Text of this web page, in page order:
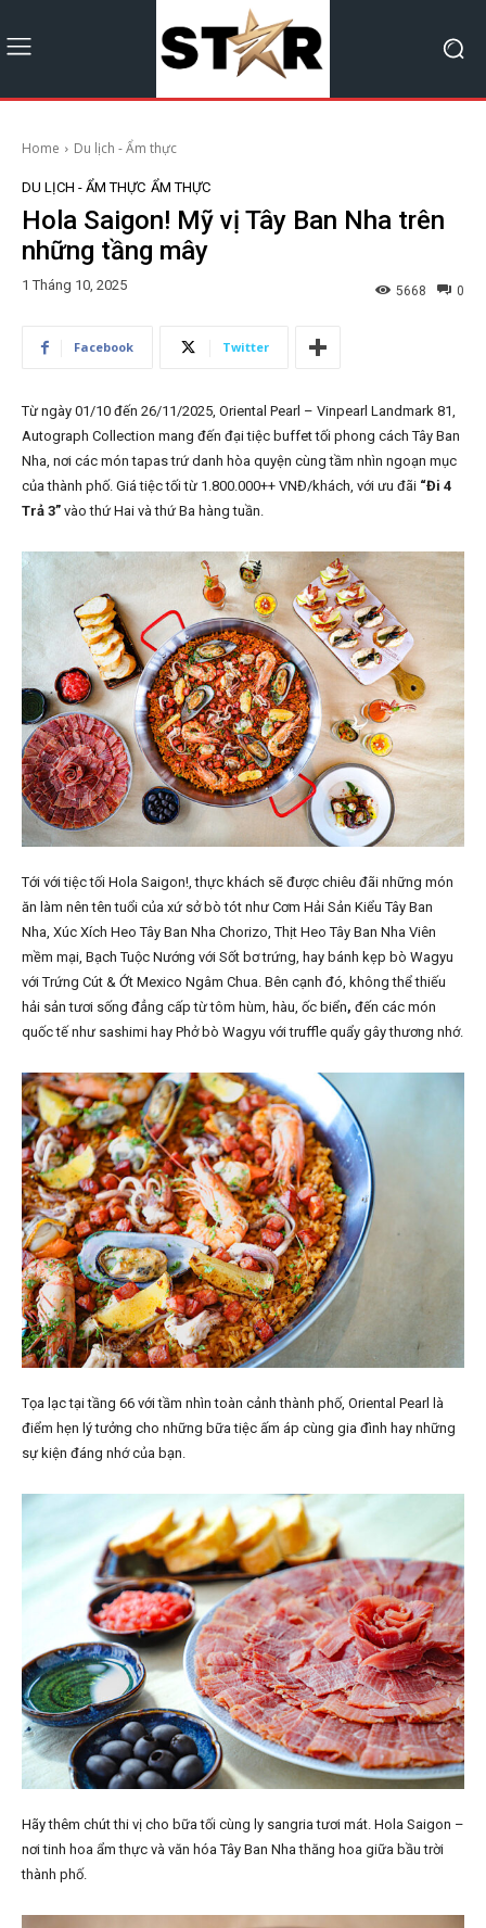
Home Du lịch - Ẩm thực
DU LỊCH - ẨM THỰC ẨM THỰC
Hola Saigon! Mỹ vị Tây Ban Nha trên
những tầng mây
1 Tháng 10, 2025 0
5668
Facebook Twitter
Từ ngày 01/10 đến 26/11/2025, Oriental Pearl – Vinpearl Landmark 81,
Autograph Collection mang đến đại tiệc buffet tối phong cách Tây Ban
Nha, nơi các món tapas trứ danh hòa quyện cùng tầm nhìn ngoạn mục
của thành phố. Giá tiệc tối từ 1.800.000++ VNĐ/khách, với ưu đãi “Đi 4
Trả 3” vào thứ Hai và thứ Ba hàng tuần.
Tới với tiệc tối Hola Saigon!, thực khách sẽ được chiêu đãi những món
ăn làm nên tên tuổi của xứ sở bò tót như Cơm Hải Sản Kiểu Tây Ban
Nha, Xúc Xích Heo Tây Ban Nha Chorizo, Thịt Heo Tây Ban Nha Viên
mềm mại, Bạch Tuộc Nướng với Sốt bơ trứng, hay bánh kẹp bò Wagyu
với Trứng Cút & Ớt Mexico Ngâm Chua. Bên cạnh đó, không thể thiếu
hải sản tươi sống đẳng cấp từ tôm hùm, hàu, ốc biển, đến các món
quốc tế như sashimi hay Phở bò Wagyu với truffle quẩy gây thương nhớ.
Tọa lạc tại tầng 66 với tầm nhìn toàn cảnh thành phố, Oriental Pearl là
điểm hẹn lý tưởng cho những bữa tiệc ấm áp cùng gia đình hay những
sự kiện đáng nhớ của bạn.
Hãy thêm chút thi vị cho bữa tối cùng ly sangria tươi mát. Hola Saigon –
nơi tinh hoa ẩm thực và văn hóa Tây Ban Nha thăng hoa giữa bầu trời
thành phố.